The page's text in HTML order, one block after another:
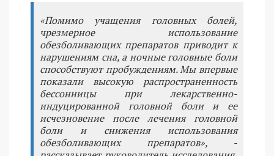
«Помимо учащения головных болей,
чрезмерное использование
обезболивающих препаратов приводит к
нарушениям сна, а ночные головные боли
способствуют пробуждениям. Мы впервые
показали высокую распространенность
бессонницы при лекарственно-
индуцированной головной боли и ее
исчезновение после лечения головной
боли и снижения использования
обезболивающих препаратов», -